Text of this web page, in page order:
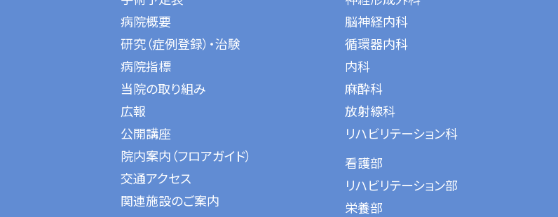
病院概要
研究（症例登録）・治験
病院指標
当院の取り組み
広報
公開講座
院内案内（フロアガイド）
交通アクセス
関連施設のご案内
脳神経内科
循環器内科
内科
麻酔科
放射線科
リハビリテーション科
看護部
リハビリテーション部
栄養部